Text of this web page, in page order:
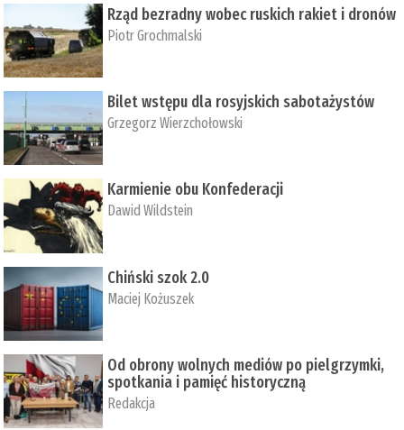
Rząd bezradny wobec ruskich rakiet i dronów
Piotr Grochmalski
Bilet wstępu dla rosyjskich sabotażystów
Grzegorz Wierzchołowski
Karmienie obu Konfederacji
Dawid Wildstein
Chiński szok 2.0
Maciej Kożuszek
Od obrony wolnych mediów po pielgrzymki,
spotkania i pamięć historyczną
Redakcja